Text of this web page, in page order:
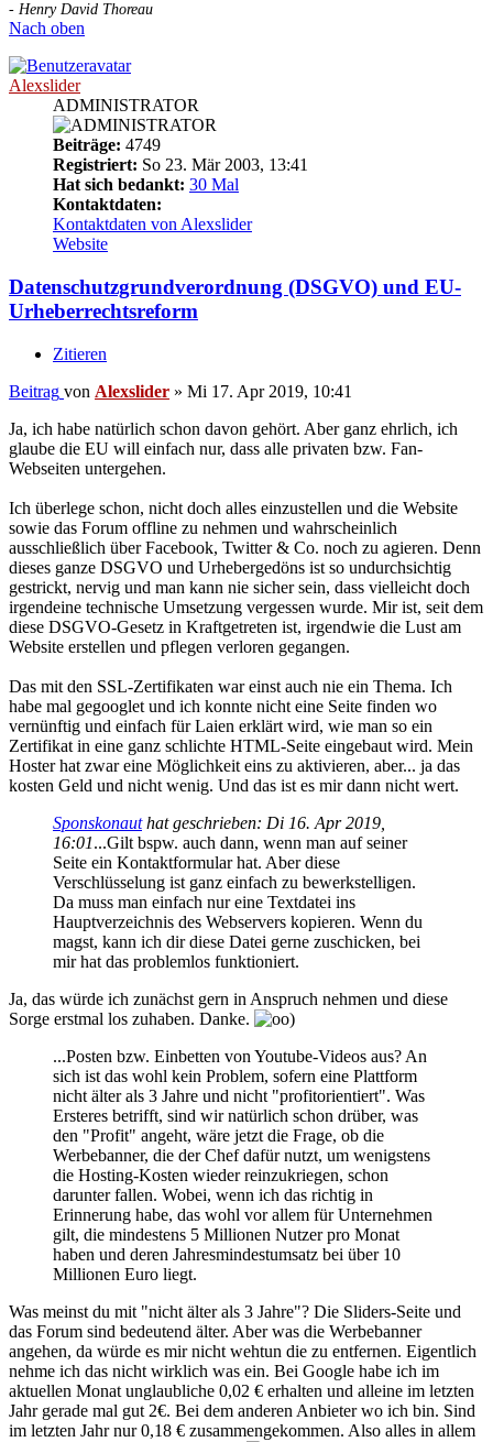
- Henry David Thoreau
Nach oben
Alexslider
ADMINISTRATOR
Beiträge: 4749
Registriert: So 23. Mär 2003, 13:41
Hat sich bedankt: 30 Mal
Kontaktdaten:
Kontaktdaten von Alexslider
Website
Datenschutzgrundverordnung (DSGVO) und EU-
Urheberrechtsreform
Zitieren
Beitrag von Alexslider » Mi 17. Apr 2019, 10:41
Ja, ich habe natürlich schon davon gehört. Aber ganz ehrlich, ich
glaube die EU will einfach nur, dass alle privaten bzw. Fan-
Webseiten untergehen.
Ich überlege schon, nicht doch alles einzustellen und die Website
sowie das Forum offline zu nehmen und wahrscheinlich
ausschließlich über Facebook, Twitter & Co. noch zu agieren. Denn
dieses ganze DSGVO und Urhebergedöns ist so undurchsichtig
gestrickt, nervig und man kann nie sicher sein, dass vielleicht doch
irgendeine technische Umsetzung vergessen wurde. Mir ist, seit dem
diese DSGVO-Gesetz in Kraftgetreten ist, irgendwie die Lust am
Website erstellen und pflegen verloren gegangen.
Das mit den SSL-Zertifikaten war einst auch nie ein Thema. Ich
habe mal gegooglet und ich konnte nicht eine Seite finden wo
vernünftig und einfach für Laien erklärt wird, wie man so ein
Zertifikat in eine ganz schlichte HTML-Seite eingebaut wird. Mein
Hoster hat zwar eine Möglichkeit eins zu aktivieren, aber... ja das
kosten Geld und nicht wenig. Und das ist es mir dann nicht wert.
Sponskonauthat geschrieben: Di 16. Apr 2019,
16:01...Gilt bspw. auch dann, wenn man auf seiner
Seite ein Kontaktformular hat. Aber diese
Verschlüsselung ist ganz einfach zu bewerkstelligen.
Da muss man einfach nur eine Textdatei ins
Hauptverzeichnis des Webservers kopieren. Wenn du
magst, kann ich dir diese Datei gerne zuschicken, bei
mir hat das problemlos funktioniert.
Ja, das würde ich zunächst gern in Anspruch nehmen und diese
Sorge erstmal los zuhaben. Danke.
...Posten bzw. Einbetten von Youtube-Videos aus? An
sich ist das wohl kein Problem, sofern eine Plattform
nicht älter als 3 Jahre und nicht "profitorientiert". Was
Ersteres betrifft, sind wir natürlich schon drüber, was
den "Profit" angeht, wäre jetzt die Frage, ob die
Werbebanner, die der Chef dafür nutzt, um wenigstens
die Hosting-Kosten wieder reinzukriegen, schon
darunter fallen. Wobei, wenn ich das richtig in
Erinnerung habe, das wohl vor allem für Unternehmen
gilt, die mindestens 5 Millionen Nutzer pro Monat
haben und deren Jahresmindestumsatz bei über 10
Millionen Euro liegt.
Was meinst du mit "nicht älter als 3 Jahre"? Die Sliders-Seite und
das Forum sind bedeutend älter. Aber was die Werbebanner
angehen, da würde es mir nicht wehtun die zu entfernen. Eigentlich
nehme ich das nicht wirklich was ein. Bei Google habe ich im
aktuellen Monat unglaubliche 0,02 € erhalten und alleine im letzten
Jahr gerade mal gut 2€. Bei dem anderen Anbieter wo ich bin. Sind
im letzten Jahr nur 0,18 € zusammengekommen. Also alles in allem